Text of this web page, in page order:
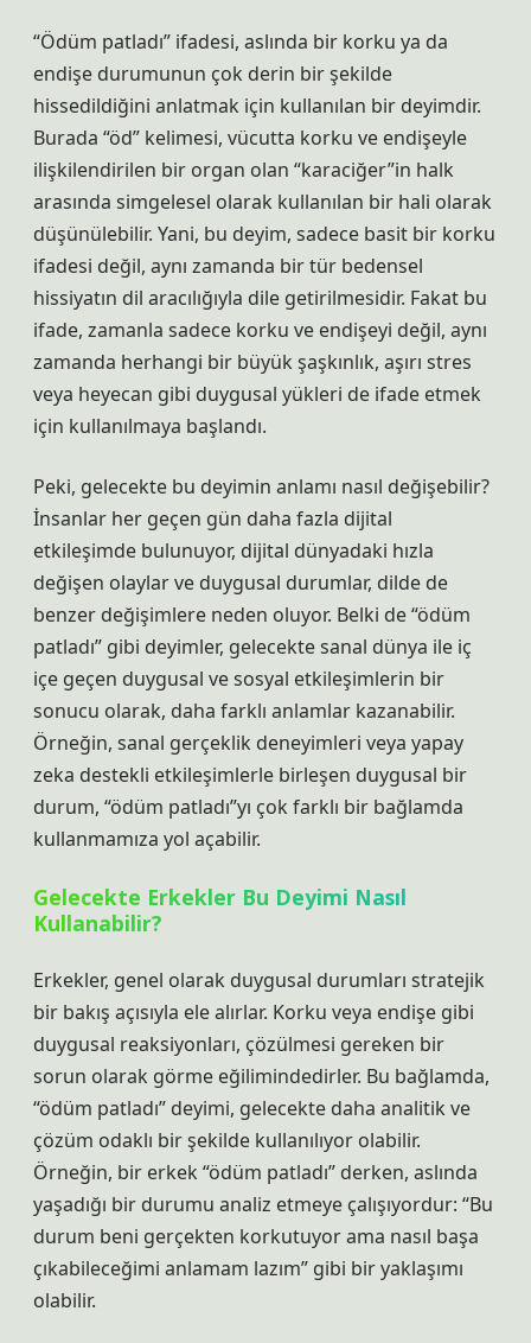
“Ödüm patladı” ifadesi, aslında bir korku ya da
endişe durumunun çok derin bir şekilde
hissedildiğini anlatmak için kullanılan bir deyimdir.
Burada “öd” kelimesi, vücutta korku ve endişeyle
ilişkilendirilen bir organ olan “karaciğer”in halk
arasında simgelesel olarak kullanılan bir hali olarak
düşünülebilir. Yani, bu deyim, sadece basit bir korku
ifadesi değil, aynı zamanda bir tür bedensel
hissiyatın dil aracılığıyla dile getirilmesidir. Fakat bu
ifade, zamanla sadece korku ve endişeyi değil, aynı
zamanda herhangi bir büyük şaşkınlık, aşırı stres
veya heyecan gibi duygusal yükleri de ifade etmek
için kullanılmaya başlandı.
Peki, gelecekte bu deyimin anlamı nasıl değişebilir?
İnsanlar her geçen gün daha fazla dijital
etkileşimde bulunuyor, dijital dünyadaki hızla
değişen olaylar ve duygusal durumlar, dilde de
benzer değişimlere neden oluyor. Belki de “ödüm
patladı” gibi deyimler, gelecekte sanal dünya ile iç
içe geçen duygusal ve sosyal etkileşimlerin bir
sonucu olarak, daha farklı anlamlar kazanabilir.
Örneğin, sanal gerçeklik deneyimleri veya yapay
zeka destekli etkileşimlerle birleşen duygusal bir
durum, “ödüm patladı”yı çok farklı bir bağlamda
kullanmamıza yol açabilir.
Gelecekte Erkekler Bu Deyimi Nasıl
Kullanabilir?
Erkekler, genel olarak duygusal durumları stratejik
bir bakış açısıyla ele alırlar. Korku veya endişe gibi
duygusal reaksiyonları, çözülmesi gereken bir
sorun olarak görme eğilimindedirler. Bu bağlamda,
“ödüm patladı” deyimi, gelecekte daha analitik ve
çözüm odaklı bir şekilde kullanılıyor olabilir.
Örneğin, bir erkek “ödüm patladı” derken, aslında
yaşadığı bir durumu analiz etmeye çalışıyordur: “Bu
durum beni gerçekten korkutuyor ama nasıl başa
çıkabileceğimi anlamam lazım” gibi bir yaklaşımı
olabilir.